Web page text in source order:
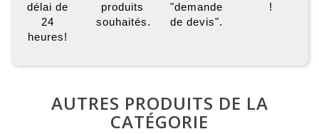
délai de
24
heures!
produits
souhaités.
"demande
de devis".
!
AUTRES PRODUITS DE LA
CATÉGORIE